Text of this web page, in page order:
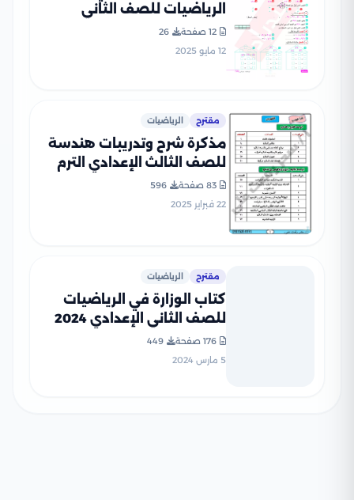
الرياضيات للصف الثاني
الابتدائي الترم الثاني PDF
12 صفحة
26
12 مايو 2025
مقترح الرياضيات
مذكرة شرح وتدريبات هندسة
للصف الثالث الإعدادي الترم
المتميز)
83 صفحة
596
22 فبراير 2025
مقترح الرياضيات
كتاب الوزارة في الرياضيات
للصف الثاني الإعدادي 2024
بصيغة PDF
176 صفحة
449
5 مارس 2024